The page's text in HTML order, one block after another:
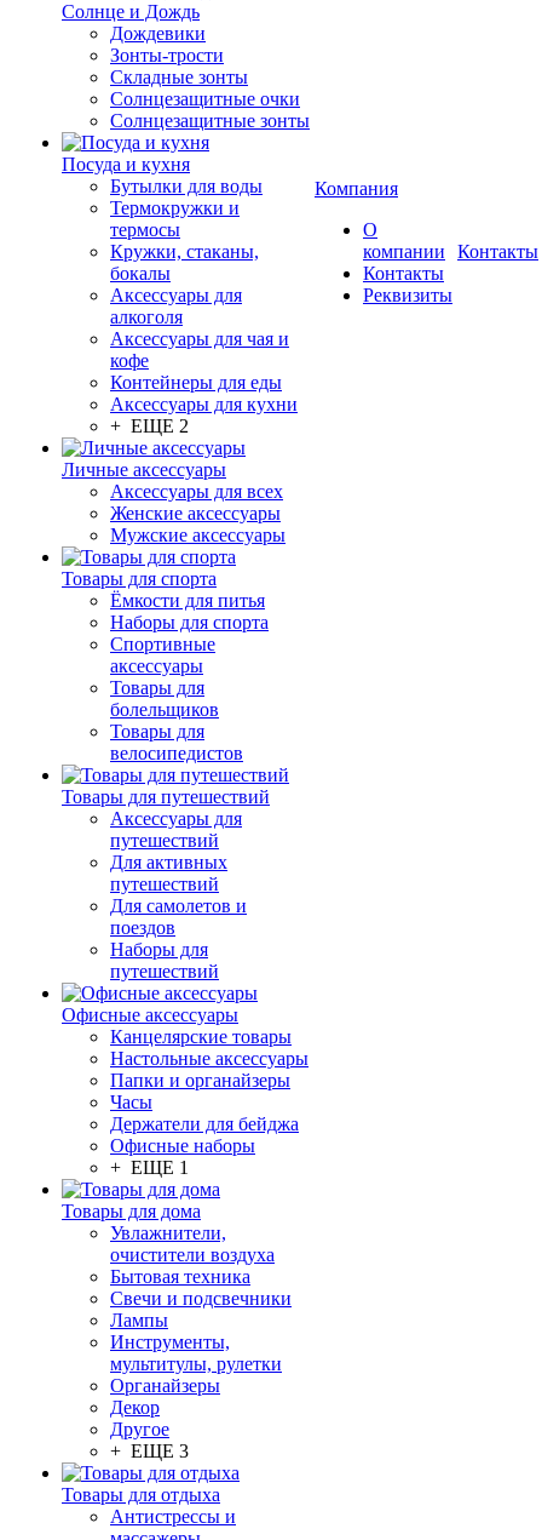
Солнце и Дождь
Дождевики
Зонты-трости
Складные зонты
Солнцезащитные очки
Солнцезащитные зонты
Посуда и кухня
Бутылки для воды
Термокружки и
термосы
Кружки, стаканы,
бокалы
Аксессуары для
алкоголя
Аксессуары для чая и
кофе
Контейнеры для еды
Аксессуары для кухни
+ ЕЩЕ 2
Личные аксессуары
Аксессуары для всех
Женские аксессуары
Мужские аксессуары
Товары для спорта
Ёмкости для питья
Наборы для спорта
Спортивные
аксессуары
Товары для
болельщиков
Товары для
велосипедистов
Товары для путешествий
Аксессуары для
путешествий
Для активных
путешествий
Для самолетов и
поездов
Наборы для
путешествий
Офисные аксессуары
Канцелярские товары
Настольные аксессуары
Папки и органайзеры
Часы
Держатели для бейджа
Офисные наборы
+ ЕЩЕ 1
Товары для дома
Увлажнители,
очистители воздуха
Бытовая техника
Свечи и подсвечники
Лампы
Инструменты,
мультитулы, рулетки
Органайзеры
Декор
Другое
+ ЕЩЕ 3
Товары для отдыха
Антистрессы и
Компания
О
компании
Контакты
Реквизиты
Контакты